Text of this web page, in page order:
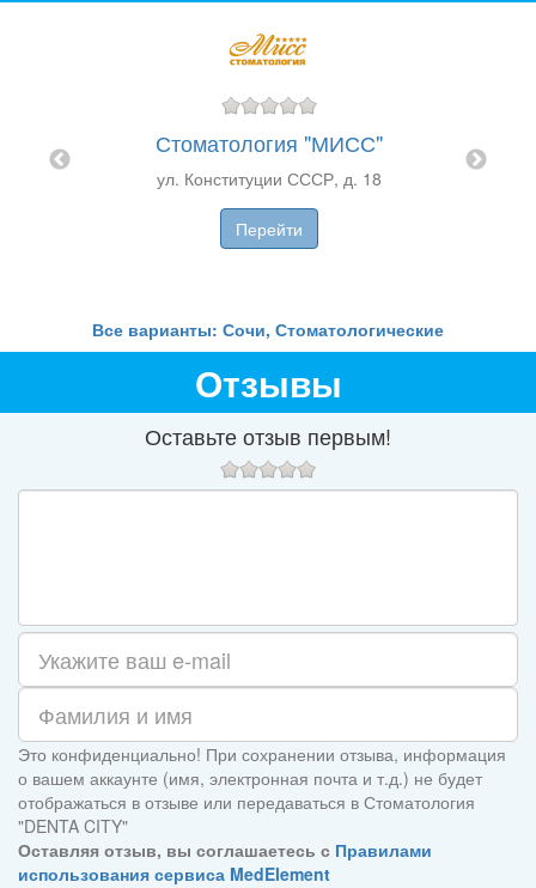
Стоматология "МИСС"
ул. Конституции СССР, д. 18
Перейти
Все варианты: Сочи, Стоматологические
Отзывы
Оставьте отзыв первым!
Это конфиденциально! При сохранении отзыва, информация
о вашем аккаунте (имя, электронная почта и т.д.) не будет
отображаться в отзыве или передаваться в Стоматология
"DENTA CITY"
Оставляя отзыв, вы соглашаетесь с Правилами
использования сервиса MedElement